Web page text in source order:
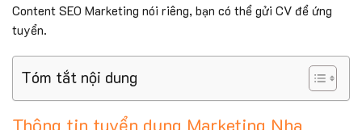
Content SEO Marketing nói riêng, bạn có thể gửi CV để ứng
tuyển.
Tóm tắt nội dung
Thông tin tuyển dụng Marketing Nha